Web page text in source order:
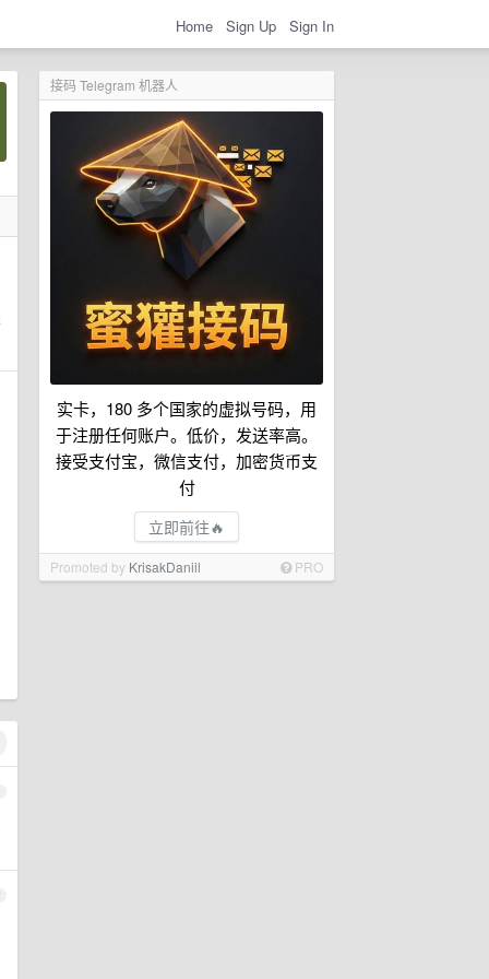
Home Sign Up Sign In
接码 Telegram 机器人
实卡，180 多个国家的虚拟号码，用
于注册任何账户。低价，发送率高。
接受支付宝，微信支付，加密货币支
付
立即前往🔥
Promoted by KrisakDaniil PRO